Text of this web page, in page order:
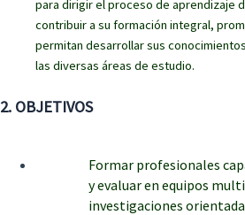
para dirigir el proceso de aprendizaje
contribuir a su formación integral,
permitan desarrollar sus
las diversas áreas de estudio.
2. OBJETIVOS
Formar profesionales
y evaluar en equipos
investigaciones